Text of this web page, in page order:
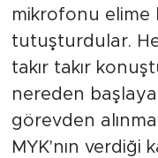
mikrofonu elime
tutuşturdular.
takır takır
nereden
görevden
MYK'nın verdiği